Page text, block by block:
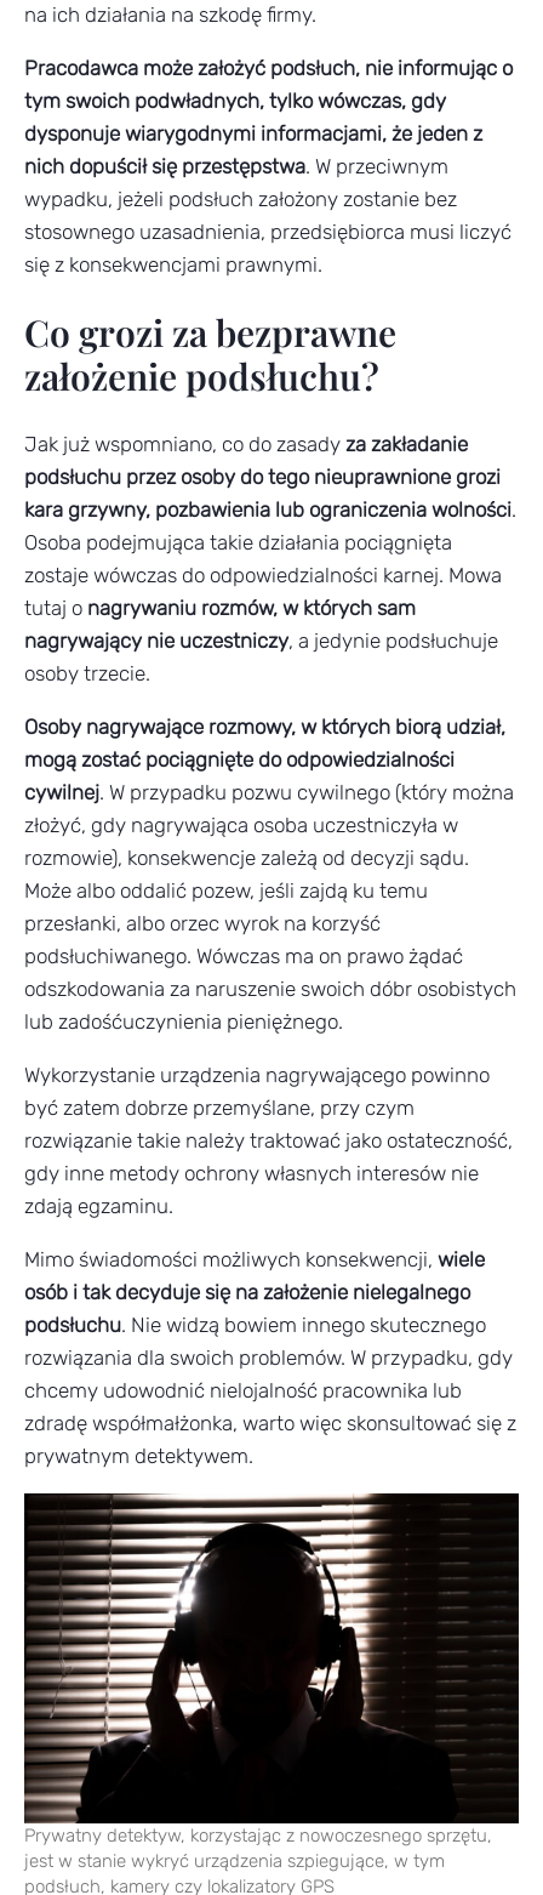
na ich działania na szkodę firmy.
Pracodawca może założyć podsłuch, nie informując o
tym swoich podwładnych, tylko wówczas, gdy
dysponuje wiarygodnymi informacjami, że jeden z
nich dopuścił się przestępstwa. W przeciwnym
wypadku, jeżeli podsłuch założony zostanie bez
stosownego uzasadnienia, przedsiębiorca musi liczyć
się z konsekwencjami prawnymi.
Co grozi za bezprawne
założenie podsłuchu?
Jak już wspomniano, co do zasady za zakładanie
podsłuchu przez osoby do tego nieuprawnione grozi
kara grzywny, pozbawienia lub ograniczenia wolności.
Osoba podejmująca takie działania pociągnięta
zostaje wówczas do odpowiedzialności karnej. Mowa
tutaj o nagrywaniu rozmów, w których sam
nagrywający nie uczestniczy, a jedynie podsłuchuje
osoby trzecie.
Osoby nagrywające rozmowy, w których biorą udział,
mogą zostać pociągnięte do odpowiedzialności
cywilnej. W przypadku pozwu cywilnego (który można
złożyć, gdy nagrywająca osoba uczestniczyła w
rozmowie), konsekwencje zależą od decyzji sądu.
Może albo oddalić pozew, jeśli zajdą ku temu
przesłanki, albo orzec wyrok na korzyść
podsłuchiwanego. Wówczas ma on prawo żądać
odszkodowania za naruszenie swoich dóbr osobistych
lub zadośćuczynienia pieniężnego.
Wykorzystanie urządzenia nagrywającego powinno
być zatem dobrze przemyślane, przy czym
rozwiązanie takie należy traktować jako ostateczność,
gdy inne metody ochrony własnych interesów nie
zdają egzaminu.
Mimo świadomości możliwych konsekwencji, wiele
osób i tak decyduje się na założenie nielegalnego
podsłuchu. Nie widzą bowiem innego skutecznego
rozwiązania dla swoich problemów. W przypadku, gdy
chcemy udowodnić nielojalność pracownika lub
zdradę współmałżonka, warto więc skonsultować się z
prywatnym detektywem.
Prywatny detektyw, korzystając z nowoczesnego sprzętu,
jest w stanie wykryć urządzenia szpiegujące, w tym
podsłuch, kamery czy lokalizatory GPS